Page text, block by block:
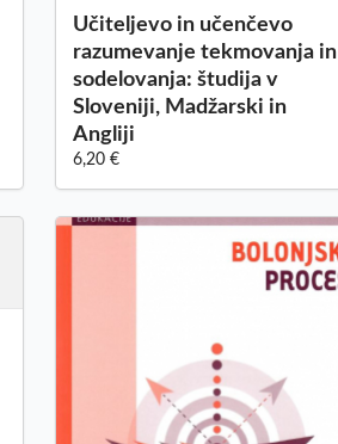
Učiteljevo in učenčevo
razumevanje tekmovanja in
sodelovanja: študija v
Sloveniji, Madžarski in
Angliji
6,20 €